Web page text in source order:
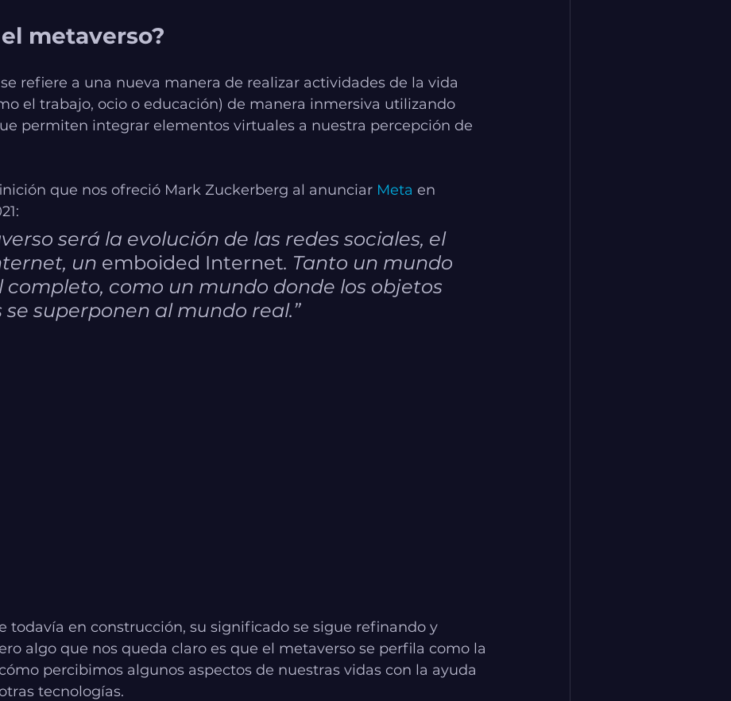
metaverso?
refiere a una nueva manera de realizar actividades de la vida
el trabajo, ocio o educación) de manera inmersiva utilizando
permiten integrar elementos virtuales a nuestra percepción de
que nos ofreció Mark Zuckerberg al anunciar Meta en
será la evolución de las redes sociales, el
un emboided Internet. Tanto un mundo
completo, como un mundo donde los objetos
superponen al mundo real.”
todavía en construcción, su significado se sigue refinando y
algo que nos queda claro es que el metaverso se perfila como la
percibimos algunos aspectos de nuestras vidas con la ayuda
tecnologías.